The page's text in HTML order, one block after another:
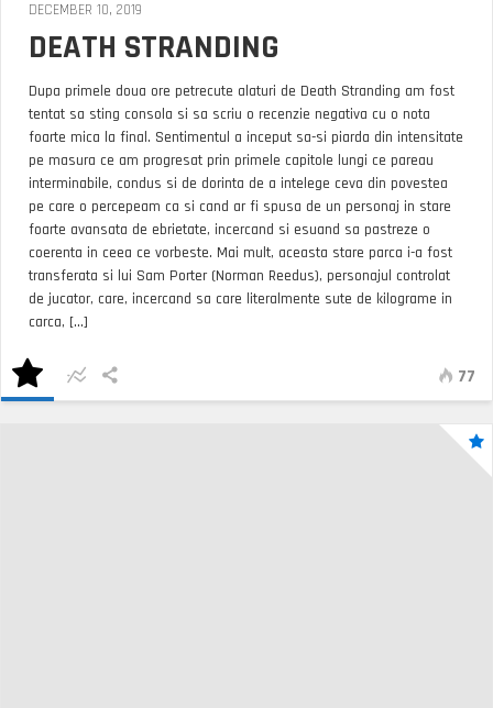
DECEMBER 10, 2019
DEATH STRANDING
Dupa primele doua ore petrecute alaturi de Death Stranding am fost
tentat sa sting consola si sa scriu o recenzie negativa cu o nota
foarte mica la final. Sentimentul a inceput sa-si piarda din intensitate
pe masura ce am progresat prin primele capitole lungi ce pareau
interminabile, condus si de dorinta de a intelege ceva din povestea
pe care o percepeam ca si cand ar fi spusa de un personaj in stare
foarte avansata de ebrietate, incercand si esuand sa pastreze o
coerenta in ceea ce vorbeste. Mai mult, aceasta stare parca i-a fost
transferata si lui Sam Porter (Norman Reedus), personajul controlat
de jucator, care, incercand sa care literalmente sute de kilograme in
carca, [...]
77